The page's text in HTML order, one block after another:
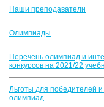
Наши преподаватели
Олимпиады
Перечень олимпиад и
конкурсов на 2021/22
Льготы для победителей
олимпиад